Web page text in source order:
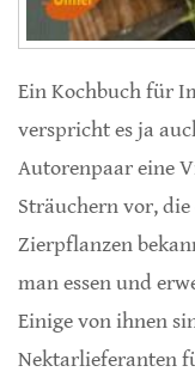
Ein Kochbuch für
verspricht es ja
Autorenpaar eine
Sträuchern vor,
Zierpflanzen
man essen und
Einige von ihnen
Nektarlieferanten